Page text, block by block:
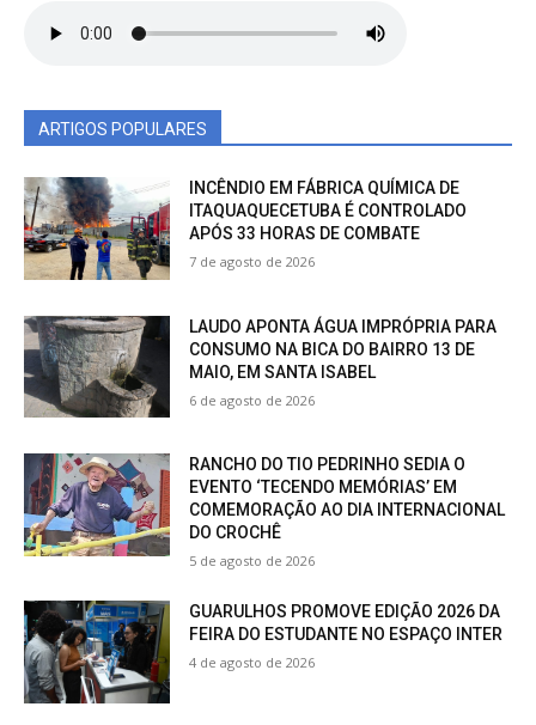
ARTIGOS POPULARES
INCÊNDIO EM FÁBRICA QUÍMICA DE
ITAQUAQUECETUBA É CONTROLADO
APÓS 33 HORAS DE COMBATE
7 de agosto de 2026
LAUDO APONTA ÁGUA IMPRÓPRIA PARA
CONSUMO NA BICA DO BAIRRO 13 DE
MAIO, EM SANTA ISABEL
6 de agosto de 2026
RANCHO DO TIO PEDRINHO SEDIA O
EVENTO ‘TECENDO MEMÓRIAS’ EM
COMEMORAÇÃO AO DIA INTERNACIONAL
DO CROCHÊ
5 de agosto de 2026
GUARULHOS PROMOVE EDIÇÃO 2026 DA
FEIRA DO ESTUDANTE NO ESPAÇO INTER
4 de agosto de 2026